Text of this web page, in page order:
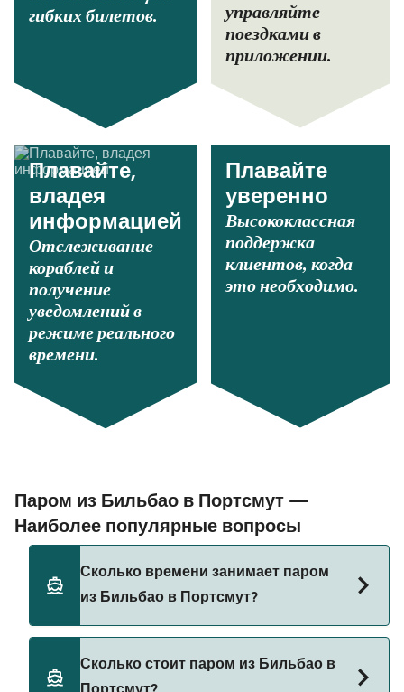
гибких билетов.
управляйте
поездками в
приложении.
Плавайте,
владея
информацией
Отслеживание
кораблей и
получение
уведомлений в
режиме реального
времени.
Плавайте
уверенно
Высококлассная
поддержка
клиентов, когда
это необходимо.
Паром из Бильбао в Портсмут —
Наиболее популярные вопросы
Сколько времени занимает паром
из Бильбао в Портсмут?
Портсмут составляет примерно 29 ч 30 мин.
Сколько стоит паром из Бильбао в